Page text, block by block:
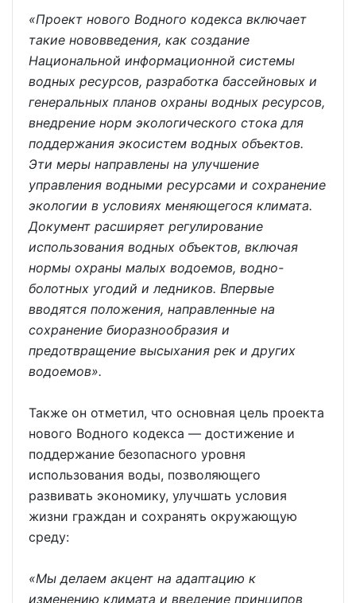
«Проект нового Водного кодекса включает
такие нововведения, как создание
Национальной информационной системы
водных ресурсов, разработка бассейновых и
генеральных планов охраны водных ресурсов,
внедрение норм экологического стока для
поддержания экосистем водных объектов.
Эти меры направлены на улучшение
управления водными ресурсами и сохранение
экологии в условиях меняющегося климата.
Документ расширяет регулирование
использования водных объектов, включая
нормы охраны малых водоемов, водно-
болотных угодий и ледников. Впервые
вводятся положения, направленные на
сохранение биоразнообразия и
предотвращение высыхания рек и других
водоемов».
Также он отметил, что основная цель проекта
нового Водного кодекса — достижение и
поддержание безопасного уровня
использования воды, позволяющего
развивать экономику, улучшать условия
жизни граждан и сохранять окружающую
среду:
«Мы делаем акцент на адаптацию к
изменению климата и введение принципов